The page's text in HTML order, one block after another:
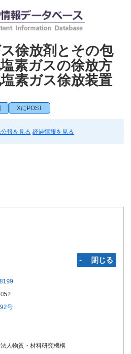
徐放剤とその包
素ガスの徐放方
素ガス徐放装置
XにPOST
報を見る 経過情報を見る
‐ 閉じる
号
人物質・材料研究機構